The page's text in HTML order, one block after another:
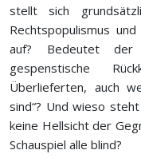
stellt sich
Rechtspopulismus
auf? Bedeutet
gespenstische
Überlieferten, auch
sind“? Und wieso
keine Hellsicht der
Schauspiel alle blind?